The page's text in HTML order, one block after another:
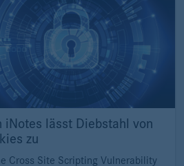
iNotes lässt Diebstahl von
zu
Cross Site Scripting Vulnerability